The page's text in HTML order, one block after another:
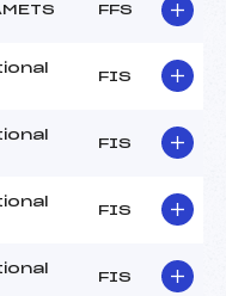
FFS
FIS
FIS
FIS
FIS